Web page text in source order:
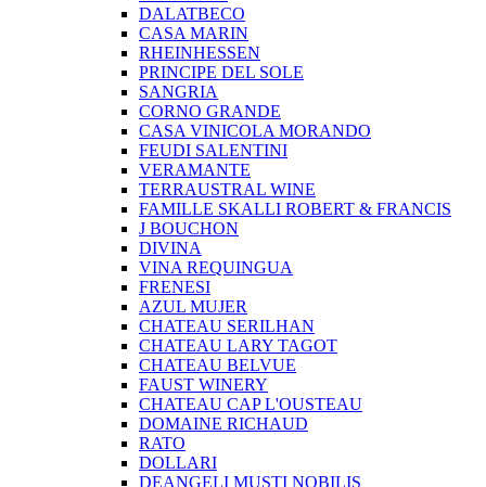
DALATBECO
CASA MARIN
RHEINHESSEN
PRINCIPE DEL SOLE
SANGRIA
CORNO GRANDE
CASA VINICOLA MORANDO
FEUDI SALENTINI
VERAMANTE
TERRAUSTRAL WINE
FAMILLE SKALLI ROBERT & FRANCIS
J BOUCHON
DIVINA
VINA REQUINGUA
FRENESI
AZUL MUJER
CHATEAU SERILHAN
CHATEAU LARY TAGOT
CHATEAU BELVUE
FAUST WINERY
CHATEAU CAP L'OUSTEAU
DOMAINE RICHAUD
RATO
DOLLARI
DEANGELI MUSTI NOBILIS